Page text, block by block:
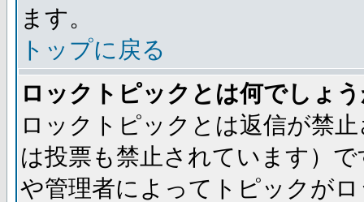
ます。
トップに戻る
ロックトピックとは何でしょ
ロックトピックとは返信が禁
は投票も禁止されています）
や管理者によってトピックが